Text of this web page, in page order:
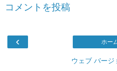
コメントを投稿
‹ ホー
ウェブ バージ